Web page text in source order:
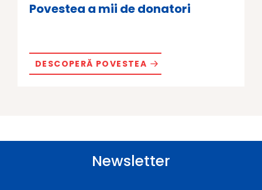
Povestea a mii de donatori
DESCOPERĂ POVESTEA
Newsletter